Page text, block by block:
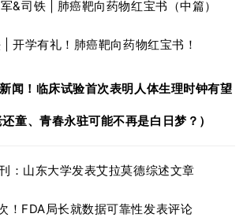
&司铁 | 肺癌靶向药物红宝书（中篇）
开学有礼！肺癌靶向药物红宝书！
闻！ 临床试验首次表明人体生理时钟有望
童、青春永驻可能不再是白日梦？ ）
：山东大学发表艾拉莫德综述文章
！FDA局长就数据可靠性发表评论